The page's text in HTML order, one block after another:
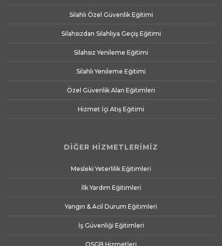
Silahlı Özel Güvenlik Eğitimi
Silahsızdan Silahlıya Geçiş Eğitimi
Silahsız Yenileme Eğitimi
Silahlı Yenileme Eğitimi
Özel Güvenlik Alan Eğitimleri
Hizmet İçi Atış Eğitimi
DİĞER HİZMETLERİMİZ
Mesleki Yeterlilik Eğitimleri
İlk Yardım Eğitimleri
Yangın & Acil Durum Eğitimleri
İş Güvenliği Eğitimleri
OSGB Hizmetleri